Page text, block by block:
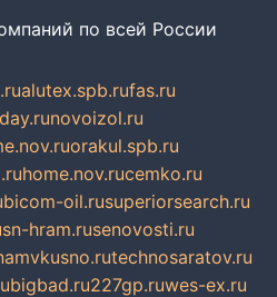
по всей России
alutex.spb.rufas.ru
novoizol.ru
orakul.spb.ru
home.nov.rucemko.ru
bicom-oil.rusuperiorsearch.ru
sn-hram.rusenovosti.ru
technosaratov.ru
bigbad.ru227gp.ruwes-ex.ru